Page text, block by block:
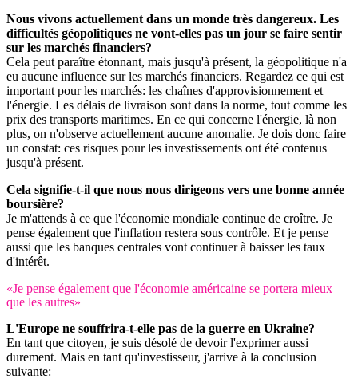
Nous vivons actuellement dans un monde très dangereux. Les
difficultés géopolitiques ne vont-elles pas un jour se faire sentir
sur les marchés financiers?
Cela peut paraître étonnant, mais jusqu'à présent, la géopolitique n'a
eu aucune influence sur les marchés financiers. Regardez ce qui est
important pour les marchés: les chaînes d'approvisionnement et
l'énergie. Les délais de livraison sont dans la norme, tout comme les
prix des transports maritimes. En ce qui concerne l'énergie, là non
plus, on n'observe actuellement aucune anomalie. Je dois donc faire
un constat: ces risques pour les investissements ont été contenus
jusqu'à présent.
Cela signifie-t-il que nous nous dirigeons vers une bonne année
boursière?
Je m'attends à ce que l'économie mondiale continue de croître. Je
pense également que l'inflation restera sous contrôle. Et je pense
aussi que les banques centrales vont continuer à baisser les taux
d'intérêt.
«Je pense également que l'économie américaine se portera mieux
que les autres»
L'Europe ne souffrira-t-elle pas de la guerre en Ukraine?
En tant que citoyen, je suis désolé de devoir l'exprimer aussi
durement. Mais en tant qu'investisseur, j'arrive à la conclusion
suivante: